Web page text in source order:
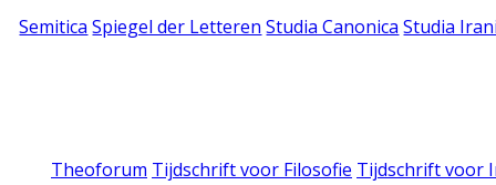
Semitica Spiegel der Letteren Studia Canonica Studia
Theoforum Tijdschrift voor Filosofie Tijdschrift voor